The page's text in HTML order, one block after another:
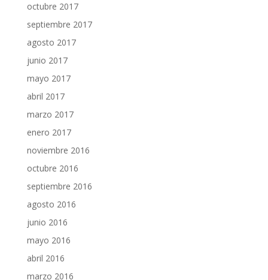
octubre 2017
septiembre 2017
agosto 2017
junio 2017
mayo 2017
abril 2017
marzo 2017
enero 2017
noviembre 2016
octubre 2016
septiembre 2016
agosto 2016
junio 2016
mayo 2016
abril 2016
marzo 2016